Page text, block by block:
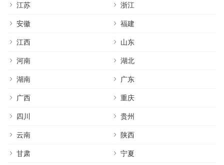
江苏 浙江
安徽 福建
江西 山东
河南 湖北
湖南 广东
广西 重庆
四川 贵州
云南 陕西
甘肃 宁夏